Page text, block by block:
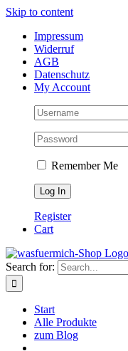
Skip to content
Impressum
Widerruf
AGB
Datenschutz
My Account
Remember Me
Register
Cart
Search for:
Start
Alle Produkte
zum Blog